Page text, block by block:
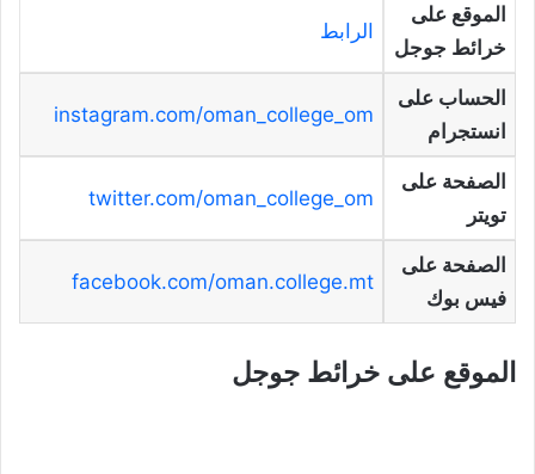
الموقع على
خرائط جوجل
الرابط
الحساب على
انستجرام
instagram.com/oman_college_om
الصفحة على
تويتر
twitter.com/oman_college_om
الصفحة على
فيس بوك
facebook.com/oman.college.mt
الموقع على خرائط جوجل